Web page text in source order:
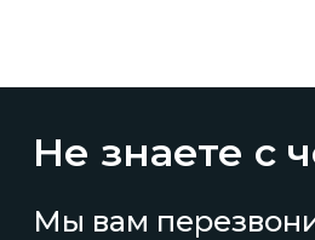
Не знаете с
Мы вам